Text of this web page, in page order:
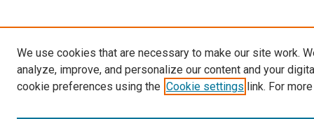
We use cookies that are necessary to make our site work.
analyze, improve, and personalize our content and your
cookie preferences using the Cookie settings link. For